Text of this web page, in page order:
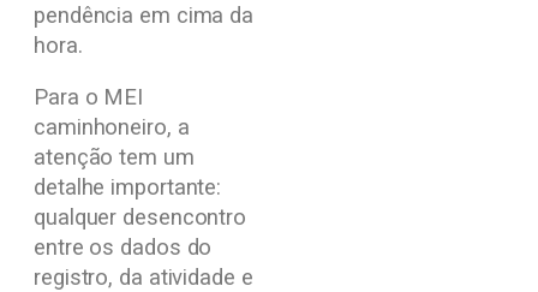
pendência em cima da
hora.
Para o MEI
caminhoneiro, a
atenção tem um
detalhe importante:
qualquer desencontro
entre os dados do
registro, da atividade e